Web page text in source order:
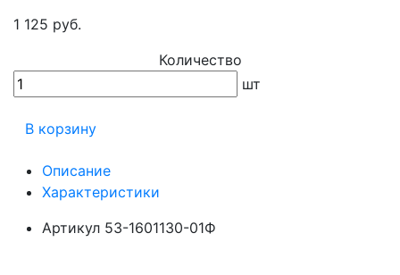
1 125 руб.
Количество
шт
В корзину
Описание
Характеристики
Артикул 53-1601130-01Ф